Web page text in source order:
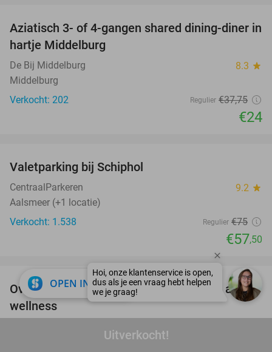
Uitverkocht!
36%
Aziatisch 3- of 4-gangen shared dining-diner in
hartje Middelburg
De Bij Middelburg 8.3 star
Middelburg
Verkocht: 202
Regulier €37,75
€24
Valetparking bij Schiphol
CentraalParkeren 9.2 star
Aalsmeer (+1 locatie)
Verkocht: 1.538
Regulier €75
€57,50
21%
Overnachting voor 2 + ontbijt + evt. een avond
wellness
OPEN IN APP close